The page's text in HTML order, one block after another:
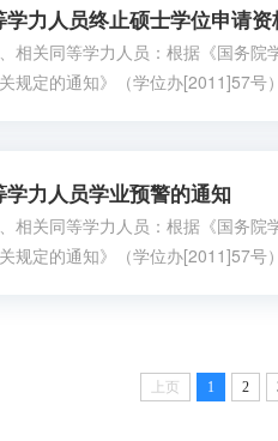
力人员终止硕士学位申请资
相关同等学力人员：根据《国务
规定的通知》（学位办[2011]57
力人员学业预警的通知
相关同等学力人员：根据《国务
规定的通知》（学位办[2011]57
上页 1 2